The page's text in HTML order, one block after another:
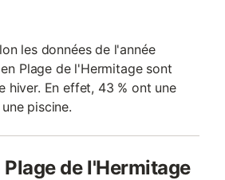
les données de l'année
Plage de l'Hermitage sont
hiver. En effet, 43 % ont une
piscine.
Plage de l'Hermitage